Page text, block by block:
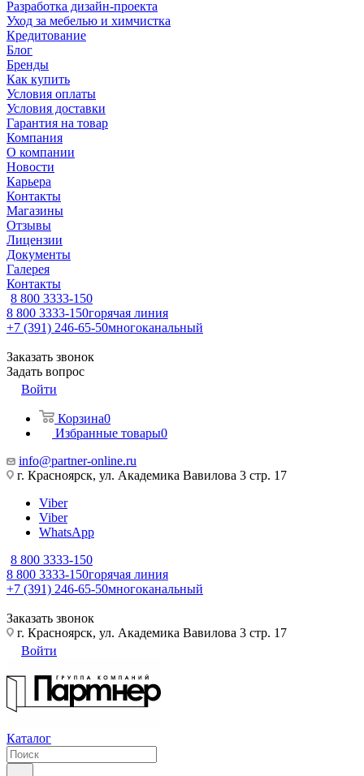
Разработка дизайн-проекта
Уход за мебелью и химчистка
Кредитование
Блог
Бренды
Как купить
Условия оплаты
Условия доставки
Гарантия на товар
Компания
О компании
Новости
Карьера
Контакты
Магазины
Отзывы
Лицензии
Документы
Галерея
Контакты
8 800 3333-150
8 800 3333-150горячая линия
+7 (391) 246-65-50многоканальный
Заказать звонок
Задать вопрос
Войти
Корзина0
Избранные товары0
info@partner-online.ru
г. Красноярск, ул. Академика Вавилова 3 стр. 17
Viber
Viber
WhatsApp
8 800 3333-150
8 800 3333-150горячая линия
+7 (391) 246-65-50многоканальный
Заказать звонок
г. Красноярск, ул. Академика Вавилова 3 стр. 17
Войти
Каталог